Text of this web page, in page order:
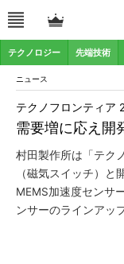
テクノロジー 先端技術
ニュース
需要増に応え開
テクノフロンティア
村田製作所は「テク
（磁気スイッチ）と
MEMS加速度センサ
ンサーのラインアッ